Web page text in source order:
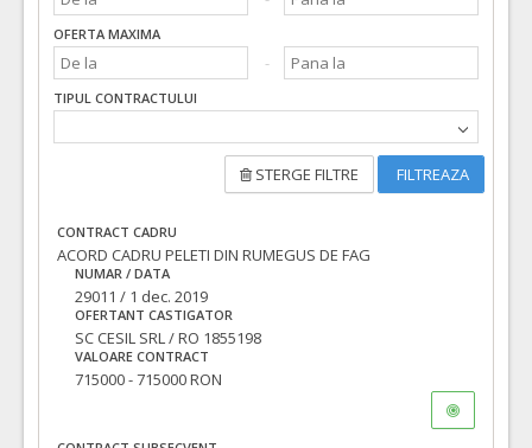
OFERTA MAXIMA
TIPUL CONTRACTULUI
STERGE FILTRE FILTREAZA
CONTRACT CADRU
ACORD CADRU PELETI DIN RUMEGUS DE FAG
NUMAR / DATA
29011 / 1 dec. 2019
OFERTANT CASTIGATOR
SC CESIL SRL / RO 1855198
VALOARE CONTRACT
715000 - 715000 RON